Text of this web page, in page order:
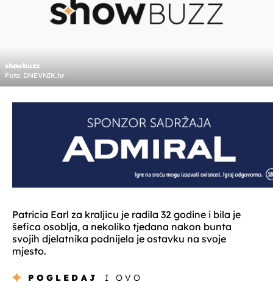
showbuzz
Foto: DNEVNIK.hr
Patricia Earl za kraljicu je radila 32 godine i bila je
šefica osoblja, a nekoliko tjedana nakon bunta
svojih djelatnika podnijela je ostavku na svoje
mjesto.
POGLEDAJ I OVO